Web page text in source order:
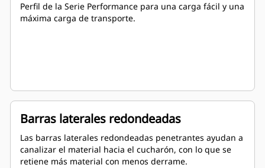
Perfil de la Serie Performance para una carga fácil y una
máxima carga de transporte.
Barras laterales redondeadas
Las barras laterales redondeadas penetrantes ayudan a
canalizar el material hacia el cucharón, con lo que se
retiene más material con menos derrame.